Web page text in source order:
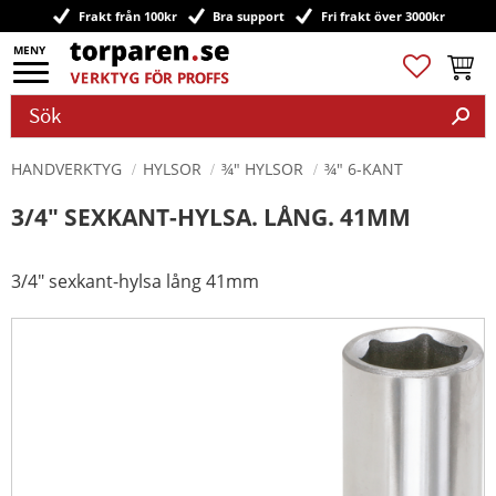
Meny
Frakt från 100kr Bra support Fri frakt över 3000kr
Favoriter
HANDVERKTYG HYLSOR ¾" HYLSOR ¾" 6-KANT
3/4" SEXKANT-HYLSA. LÅNG. 41MM
3/4" sexkant-hylsa lång 41mm